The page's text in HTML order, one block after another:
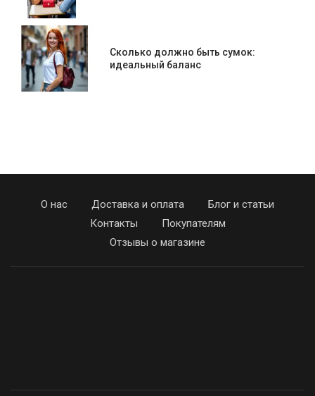
Сколько должно быть сумок:
идеальный баланс
О нас Доставка и оплата
Блог и статьи
Контакты
Покупателям
Отзывы о магазине